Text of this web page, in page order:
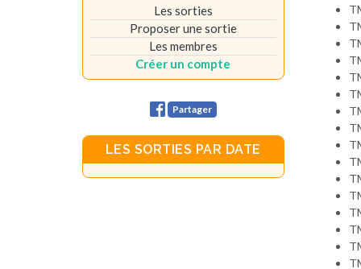
Les sorties
Proposer une sortie
Les membres
Créer un compte
Partager
LES SORTIES PAR DATE